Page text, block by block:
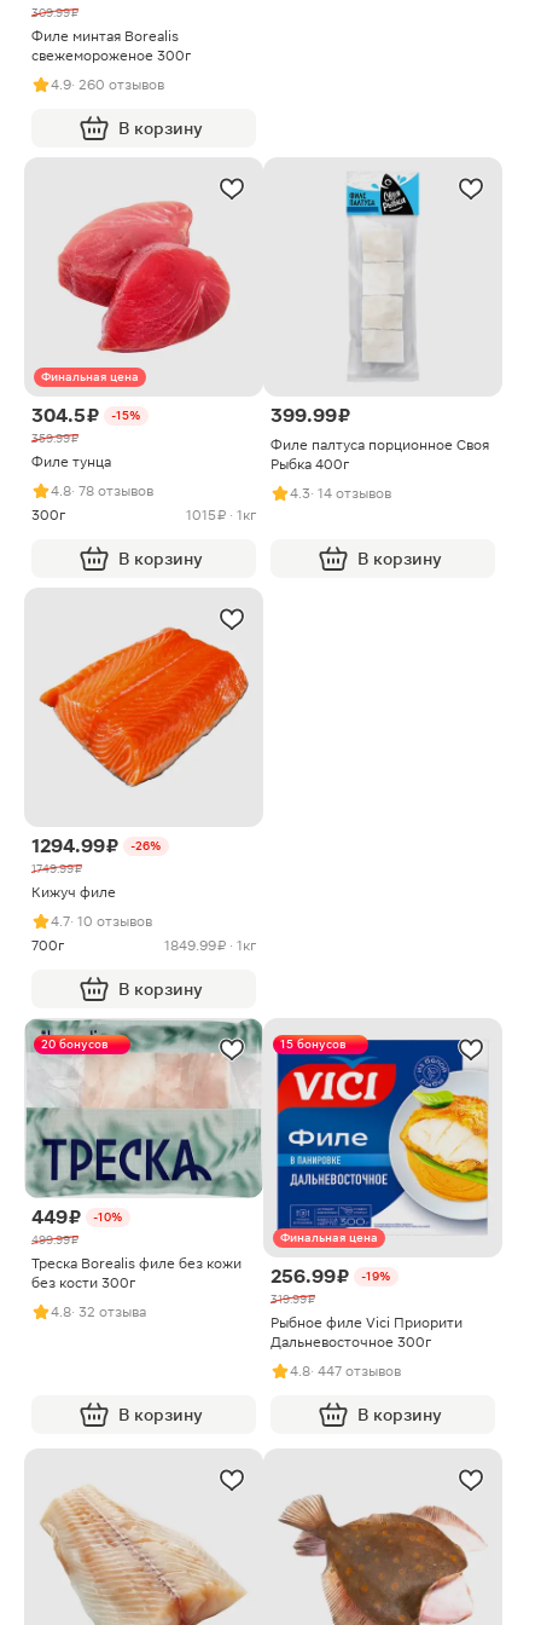
309.99 ₽
Филе минтая Borealis
свежемороженое 300г
4.9· 260 отзывов
В корзину
Финальная цена
304.5 ₽
-15%
359.99 ₽
Филе тунца
4.8· 78 отзывов
300г
1015 ₽ · 1кг
В корзину
399.99 ₽
Филе палтуса порционное Своя
Рыбка 400г
4.3· 14 отзывов
В корзину
1294.99 ₽
-26%
1749.99 ₽
Кижуч филе
4.7· 10 отзывов
700г
1849.99 ₽ · 1кг
В корзину
20 бонусов
449 ₽
-10%
499.99 ₽
Треска Borealis филе без кожи
без кости 300г
4.8· 32 отзыва
В корзину
15 бонусов
Финальная цена
256.99 ₽
-19%
319.99 ₽
Рыбное филе Vici Приорити
Дальневосточное 300г
4.8· 447 отзывов
В корзину